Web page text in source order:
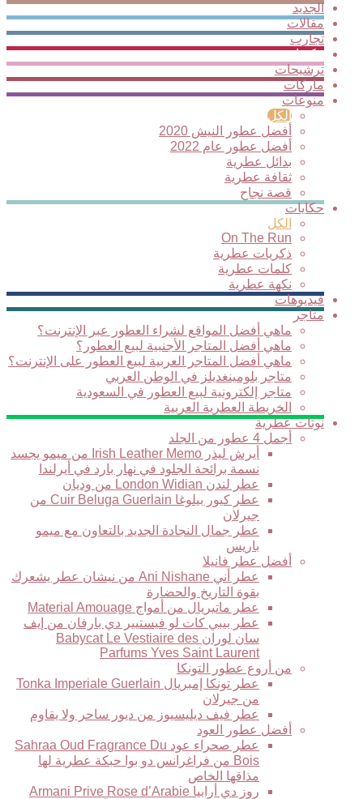
الجديد
مقالات
تجارب
مكونات
ترشيحات
ماركات
منوعات
الكل
أفضل عطور النيش 2020
أفضل عطور عام 2022
بدائل عطرية
ثقافة عطرية
قصة نجاح
حكايات
الكل
On The Run
ذكريات عطرية
كلمات عطرية
نكهة عطرية
فيديوهات
متاجر
ماهي أفضل المواقع لشراء العطور عبر الإنترنت؟
ماهي أفضل المتاجر الأجنبية لبيع العطور؟
ماهي أفضل المتاجر العربية لبيع العطور على الإنترنت؟
متاجر بلومينغديلز في الوطن العربي
متاجر إلكترونية لبيع العطور في السعودية
الخريطة العطرية العربية
نوتات عطرية
أجمل 4 عطور من الجلد
أيرش ليذر Irish Leather Memo من ميمو يجسد
نسمة برائحة الجلود في نهار بارد في أيرلندا
عطر لندن London Widian من وديان
عطر كيور بيلوغا Cuir Beluga Guerlain من
جيرلان
عطر جمال النجادة الجديد بالتعاون مع ميمو
باريس
أفضل عطر فانيلا
عطر أني Ani Nishane من نيشان عطر يشعرك
بقوة التاريخ والحضارة
عطر ماتيريال من أمواج Material Amouage
عطر بيبي كات لو فيستيير دي بارفان من إيف
سان لوران Babycat Le Vestiaire des
Parfums Yves Saint Laurent
من أروع عطور التونكا
عطر تونكا إمبريال Tonka Imperiale Guerlain
من جيرلان
عطر فيف ديليسيوز من ديور ساحر ولا يقاوم
أفضل عطور العود
عطر صحراء عود Sahraa Oud Fragrance Du
Bois من فراغرانس دو بوا حبكة عطرية لها
مذاقها الخاص
روز دي أرابيا Armani Prive Rose d’Arabie